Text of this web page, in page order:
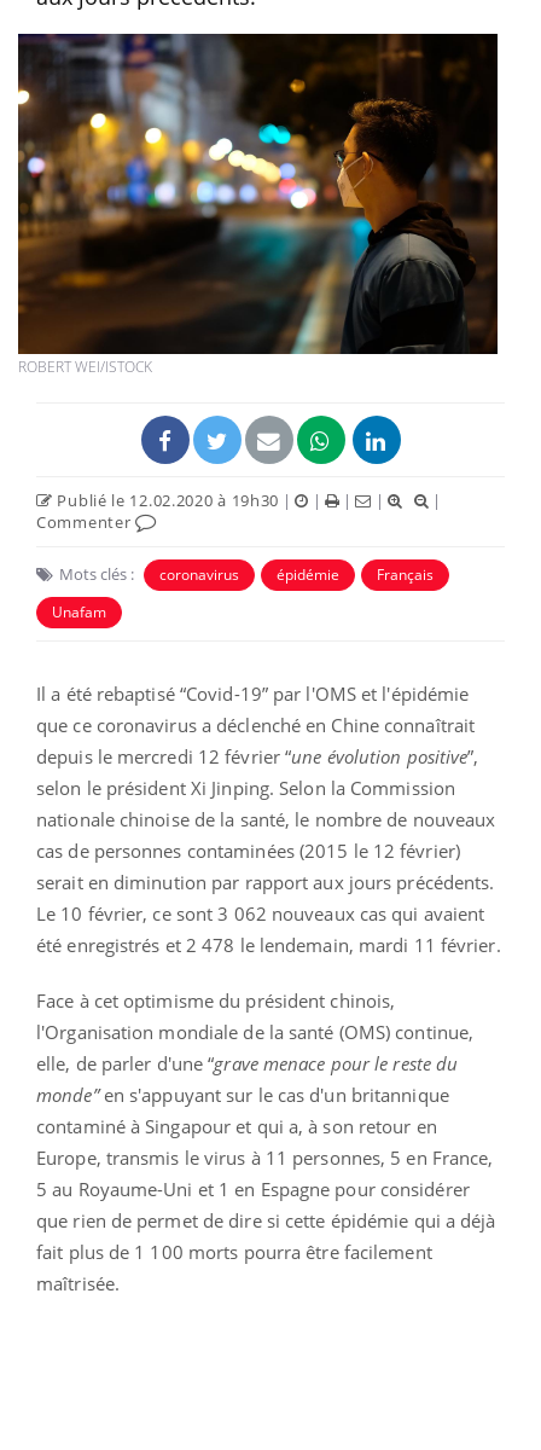
ROBERT WEI/ISTOCK
Publié le 12.02.2020 à 19h30 | | | |
|
Commenter
Mots clés : coronavirus épidémie
Français
Unafam
Il a été rebaptisé “Covid-19” par l'OMS et l'épidémie
que ce coronavirus a déclenché en Chine connaîtrait
depuis le mercredi 12 février “une évolution positive”,
selon le président Xi Jinping. Selon la Commission
nationale chinoise de la santé, le nombre de nouveaux
cas de personnes contaminées (2015 le 12 février)
serait en diminution par rapport aux jours précédents.
Le 10 février, ce sont 3 062 nouveaux cas qui avaient
été enregistrés et 2 478 le lendemain, mardi 11 février.
Face à cet optimisme du président chinois,
l'Organisation mondiale de la santé (OMS) continue,
elle, de parler d'une “grave menace pour le reste du
monde”en s'appuyant sur le cas d'un britannique
contaminé à Singapour et qui a, à son retour en
Europe, transmis le virus à 11 personnes, 5 en France,
5 au Royaume-Uni et 1 en Espagne pour considérer
que rien de permet de dire si cette épidémie qui a déjà
fait plus de 1 100 morts pourra être facilement
maîtrisée.